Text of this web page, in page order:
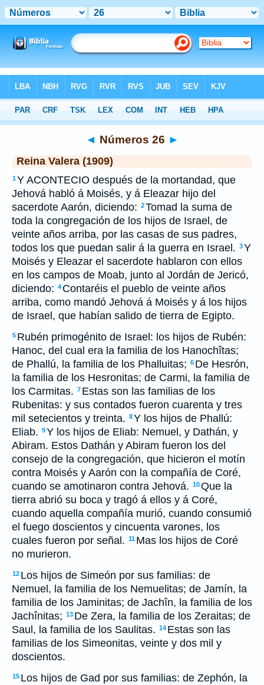
>RVR 1909 > Números 26
◄ Números 26 ►
Reina Valera (1909)
1Y ACONTECIO después de la mortandad, que
Jehová habló á Moisés, y á Eleazar hijo del
sacerdote Aarón, diciendo: 2Tomad la suma de
toda la congregación de los hijos de Israel, de
veinte años arriba, por las casas de sus padres,
todos los que puedan salir á la guerra en Israel. 3Y
Moisés y Eleazar el sacerdote hablaron con ellos
en los campos de Moab, junto al Jordán de Jericó,
diciendo: 4 Contaréis el pueblo de veinte años
arriba, como mandó Jehová á Moisés y á los hijos
de Israel, que habían salido de tierra de Egipto.
5 Rubén primogénito de Israel: los hijos de Rubén:
Hanoc, del cual era la familia de los Hanochîtas;
de Phallú, la familia de los Phalluitas; 6 De Hesrón,
la familia de los Hesronitas; de Carmi, la familia de
los Carmitas. 7 Estas son las familias de los
Rubenitas: y sus contados fueron cuarenta y tres
mil setecientos y treinta. 8Y los hijos de Phallú:
Eliab. 9Y los hijos de Eliab: Nemuel, y Dathán, y
Abiram. Estos Dathán y Abiram fueron los del
consejo de la congregación, que hicieron el motín
contra Moisés y Aarón con la compañía de Coré,
cuando se amotinaron contra Jehová. 10Que la
tierra abrió su boca y tragó á ellos y á Coré,
cuando aquella compañía murió, cuando consumió
el fuego doscientos y cincuenta varones, los
cuales fueron por señal. 11 Mas los hijos de Coré
no murieron.
12 Los hijos de Simeón por sus familias: de
Nemuel, la familia de los Nemuelitas; de Jamín, la
familia de los Jaminitas; de Jachîn, la familia de los
Jachînitas; 13 De Zera, la familia de los Zeraitas; de
Saul, la familia de los Saulitas. 14 Estas son las
familias de los Simeonitas, veinte y dos mil y
doscientos.
15 Los hijos de Gad por sus familias: de Zephón, la